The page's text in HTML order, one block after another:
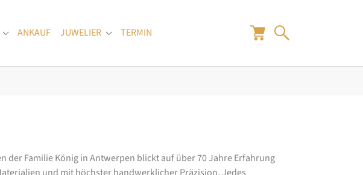
"Schmuck"
Submenu for "Uhren"
ANKAUF JUWELIER Submenu for "Juwelier"
TERMIN
der Familie König in Antwerpen blickt auf über 70 Jahre Erfahrung